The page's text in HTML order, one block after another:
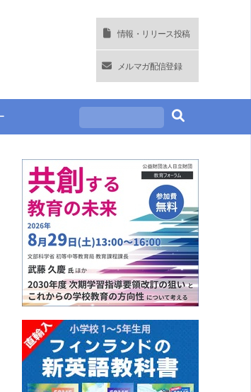
情報・リリース投稿
メルマガ配信登録